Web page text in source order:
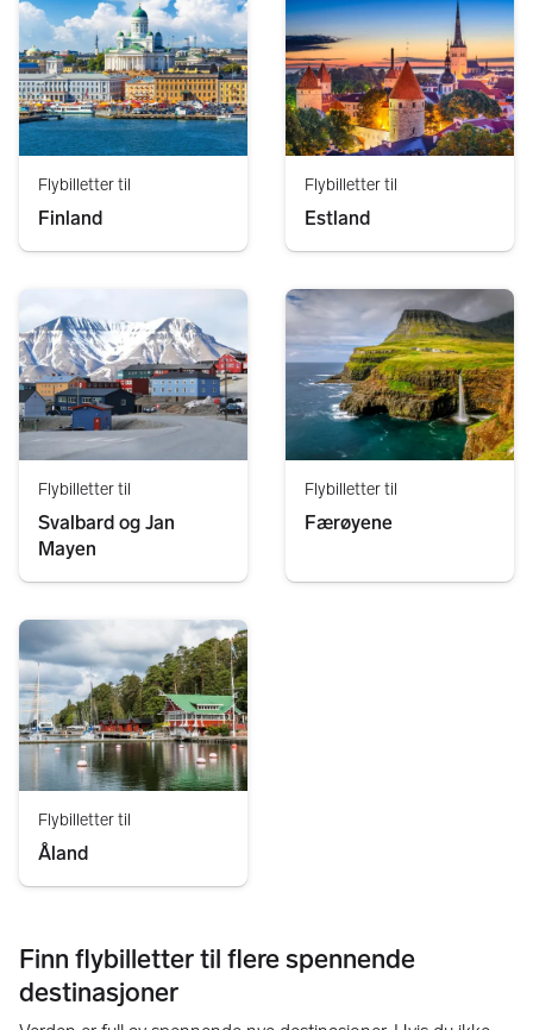
Flybilletter til
Finland
Flybilletter til
Estland
Flybilletter til
Svalbard og Jan
Mayen
Flybilletter til
Færøyene
Flybilletter til
Åland
Finn flybilletter til flere spennende
destinasjoner